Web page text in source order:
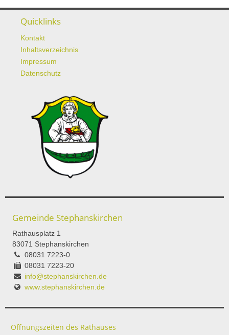
Quicklinks
Kontakt
Inhaltsverzeichnis
Impressum
Datenschutz
Gemeinde Stephanskirchen
Rathausplatz 1
83071 Stephanskirchen
08031 7223-0
08031 7223-20
info@stephanskirchen.de
www.stephanskirchen.de
Öffnungszeiten des Rathauses